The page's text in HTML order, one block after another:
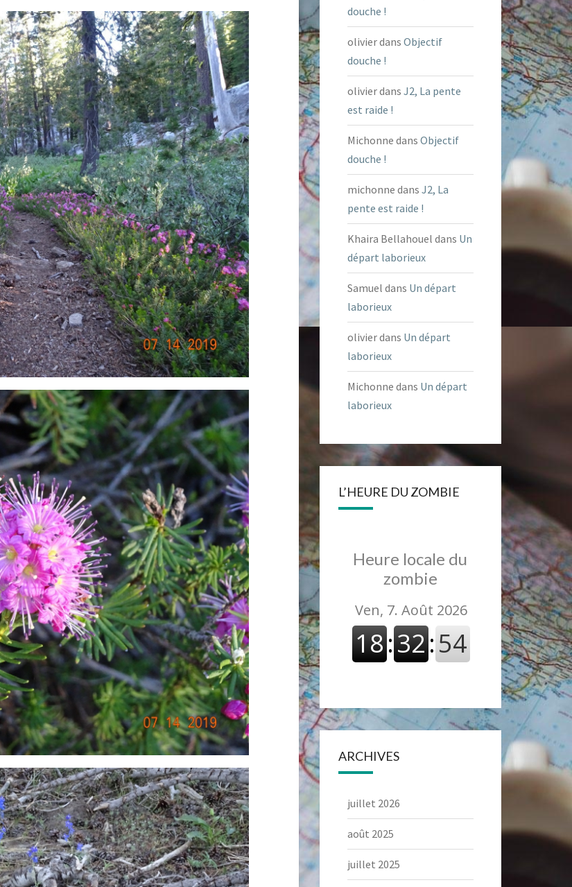
douche !
olivierdans Objectif
douche !
olivierdans J2, La pente
est raide !
Michonne dans Objectif
douche !
michonne dans J2, La
pente est raide !
Khaira Bellahouel dans Un
départ laborieux
Samuel dans Un départ
laborieux
olivierdans Un départ
laborieux
Michonne dans Un départ
laborieux
L’HEURE DU ZOMBIE
Heure locale du
zombie
ARCHIVES
juillet 2026
août 2025
juillet 2025